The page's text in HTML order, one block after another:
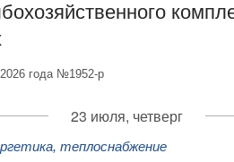
года №1952-р
23 июля, четверг
теплоснабжение